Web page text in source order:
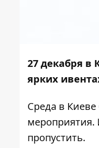
27 декабря в
ярких
Среда в
мероприятия.
пропустить.